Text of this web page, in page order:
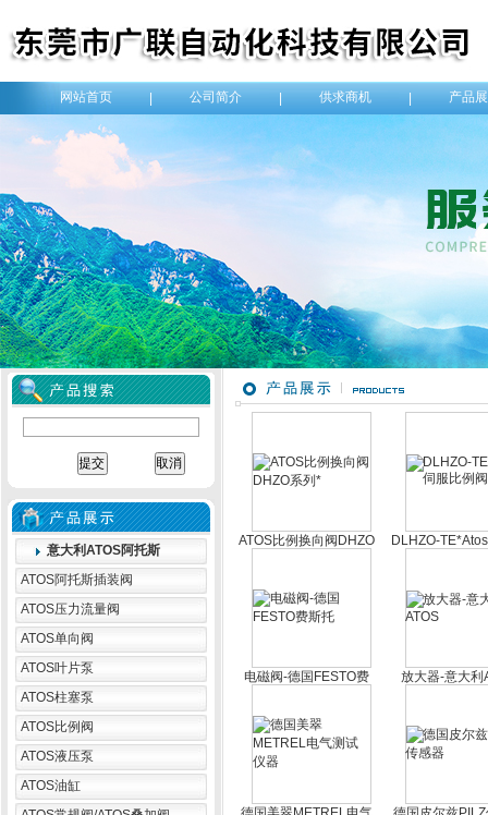
网站首页 公司简介 供求商机 产品
意大利ATOS阿托斯
ATOS阿托斯插装阀
ATOS压力流量阀
ATOS单向阀
ATOS叶片泵
ATOS柱塞泵
ATOS比例阀
ATOS液压泵
ATOS油缸
ATOS比例换向阀DHZO
DLHZO-
电磁阀-德国FESTO费
放大器-意大利